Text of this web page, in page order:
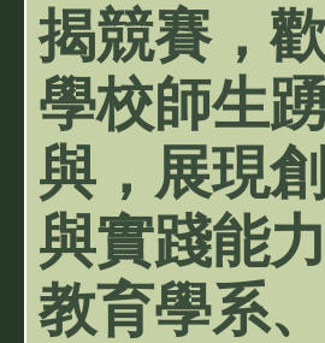
揭競賽，
學校師生
與，展現
與實踐能
教育學系